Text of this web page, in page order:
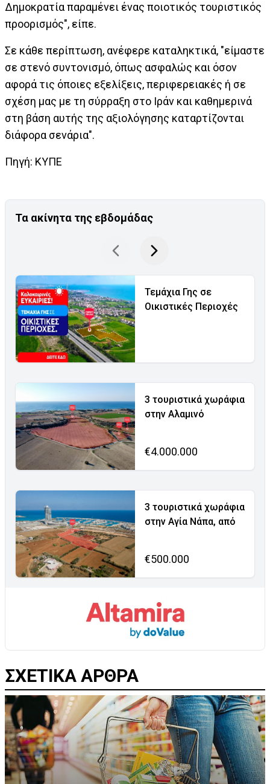
Δημοκρατία παραμένει ένας ποιοτικός τουριστικός
προορισμός", είπε.
Σε κάθε περίπτωση, ανέφερε καταληκτικά, "είμαστε
σε στενό συντονισμό, όπως ασφαλώς και όσον
αφορά τις όποιες εξελίξεις, περιφερειακές ή σε
σχέση μας με τη σύρραξη στο Ιράν και καθημερινά
στη βάση αυτής της αξιολόγησης καταρτίζονται
διάφορα σενάρια".
Πηγή: ΚΥΠΕ
Τα ακίνητα της εβδομάδας
Τεμάχια Γης σε
Οικιστικές Περιοχές
3 τουριστικά χωράφια
στην Αλαμινό
€4.000.000
3 τουριστικά χωράφια
στην Αγία Νάπα, από
€500.000
ΣΧΕΤΙΚΑ ΑΡΘΡΑ